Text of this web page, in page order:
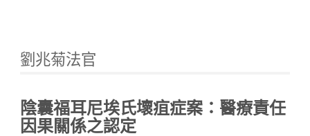
劉兆菊法官
陰囊福耳尼埃氏壞疽症案：醫療責任
因果關係之認定